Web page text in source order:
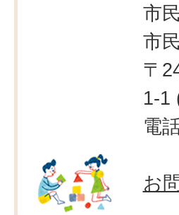
市
市
〒
1-1
電
お